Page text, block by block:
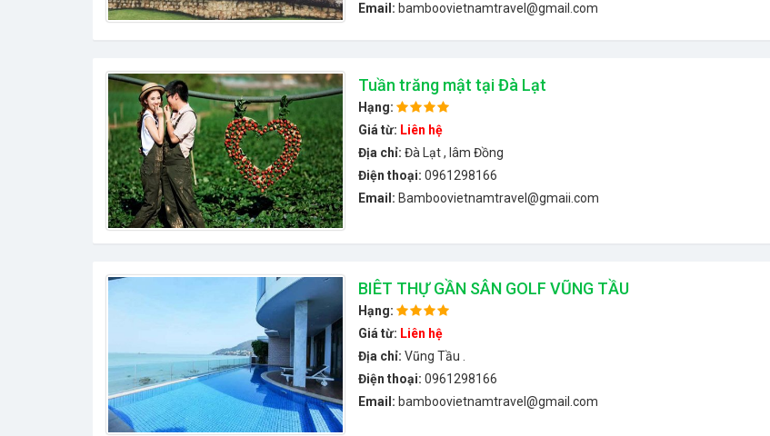
Email: bamboovietnamtravel@gmail.com
Tuần trăng mật tại Đà Lạt
Hạng:
Giá từ: Liên hệ
Địa chỉ:Đà Lạt , lâm Đồng
Điện thoại:0961298166
Email: Bamboovietnamtravel@gmaii.com
BIÊT THỰ GẦN SÂN GOLF VŨNG TẦU
Hạng:
Giá từ: Liên hệ
Địa chỉ:Vũng Tầu .
Điện thoại:0961298166
Email: bamboovietnamtravel@gmail.com